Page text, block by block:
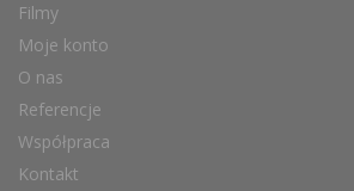
Filmy
Moje konto
O nas
Referencje
Współpraca
Kontakt